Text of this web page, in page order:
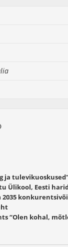
ja
Ülikool, Eesti
“Olen kohal,